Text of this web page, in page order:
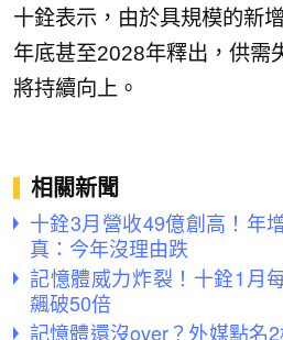
十銓表示，由於具規模的新
年底甚至2028年釋出，供需
將持續向上。
相關新聞
十銓3月營收49億創高！
真：今年沒理由跌
記憶體威力炸裂！十銓1月
飆破50倍
記憶體還沒over？外媒點